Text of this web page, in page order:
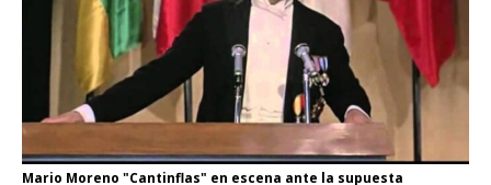
Mario Moreno "Cantinflas" en escena ante la supuesta